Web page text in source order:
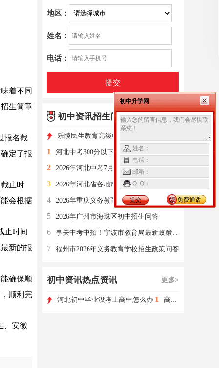
着不同
生简章
报名截
定了报
止时
会根据
止时间
新的报
确保顺
顺利完
、安徽
地区：
姓名：
电话：
提交
初中资讯招生问答 更多>
乐陵民生教育高级中学｜石家庄中考失利学生优选山东综合高中
1 河北中考300分以下学生的最佳出路——山东春考
2 2026年河北中考7月时间节点
3 2026年河北省各地市中考招生志愿填报
4 2026年重庆义务教育阶段招生入学政策解读二十问
5 2026年广州市海珠区初中招生问答
6 事关中考中招！宁波市教育局最新政策解答
7 福州市2026年义务教育学校招生政策问答
初中资讯热点资讯 更多>
河北初中毕业没考上高中怎么办 1 高职单招如何选择学校和专业?
初中升学网
姓名：
电话：
邮箱：
Q Q：
提交 免费通话